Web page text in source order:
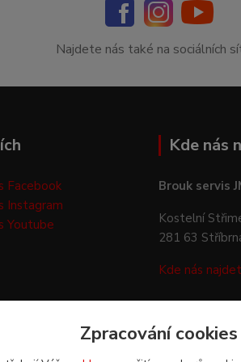
Najdete nás také na sociálních
Facebook
Instagram
Youtube
Kde nás
Brouk servis
Kostelní
281 63
Kde nás
Zpracování cookies